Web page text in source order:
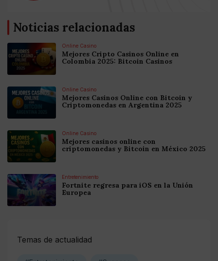
Noticias relacionadas
Online Casino
Mejores Cripto Casinos Online en
Colombia 2025: Bitcoin Casinos
Online Casino
Mejores Casinos Online con Bitcoin y
Criptomonedas en Argentina 2025
Online Casino
Mejores casinos online con
criptomonedas y Bitcoin en México 2025
Entretenimiento
Fortnite regresa para iOS en la Unión
Europea
Temas de actualidad